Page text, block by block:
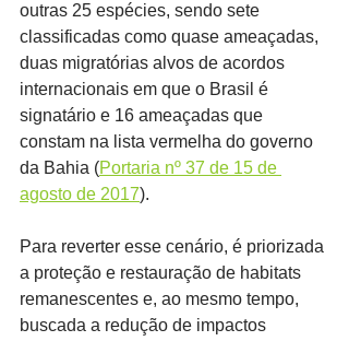
outras 25 espécies, sendo sete
classificadas como quase ameaçadas,
duas migratórias alvos de acordos
internacionais em que o Brasil é
signatário e 16 ameaçadas que
constam na lista vermelha do governo
da Bahia (Portaria nº 37 de 15 de
agosto de 2017).
Para reverter esse cenário, é priorizada
a proteção e restauração de habitats
remanescentes e, ao mesmo tempo,
buscada a redução de impactos